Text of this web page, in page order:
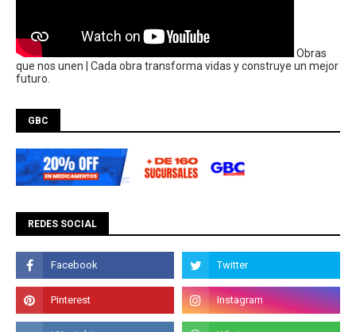
Obras
que nos unen | Cada obra transforma vidas y construye un mejor
futuro.
GBC
REDES SOCIAL